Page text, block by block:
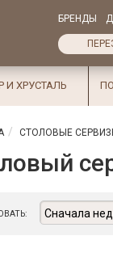
БРЕНДЫ
И ХРУСТАЛЬ
СТОЛОВЫЕ
Сначала